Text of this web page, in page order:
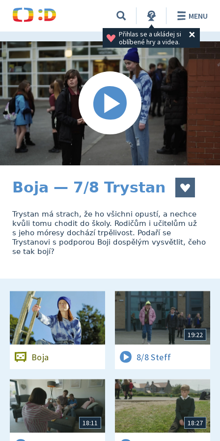
Přihlas se a ukládej si
oblíbené hry a videa.
MENU
Boja — 7/8 Trystan
Trystan má strach, že ho všichni opustí, a nechce
kvůli tomu chodit do školy. Rodičům i učitelům už
s jeho móresy dochází trpělivost. Podaří se
Trystanovi s podporou Boji dospělým vysvětlit, čeho
se tak bojí?
Boja
19:22
8/8 Steff
18:11 18:27